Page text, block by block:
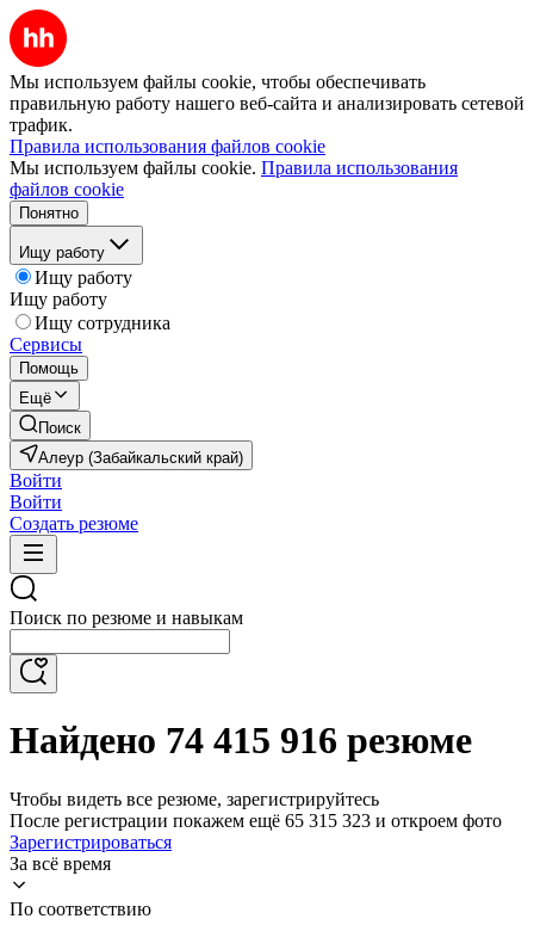
Мы используем файлы cookie, чтобы обеспечивать
правильную работу нашего веб-сайта и анализировать сетевой
трафик.
Правила использования файлов cookie
Мы используем файлы cookie. Правила использования
файлов cookie
Понятно
Ищу работу
Ищу работу
Ищу работу
Ищу сотрудника
Сервисы
Помощь
Ещё
Поиск
Алеур (Забайкальский край)
Войти
Войти
Создать резюме
Поиск по резюме и навыкам
Найдено 74 415 916 резюме
Чтобы видеть все резюме, зарегистрируйтесь
После регистрации покажем ещё 65 315 323 и откроем фото
Зарегистрироваться
За всё время
По соответствию